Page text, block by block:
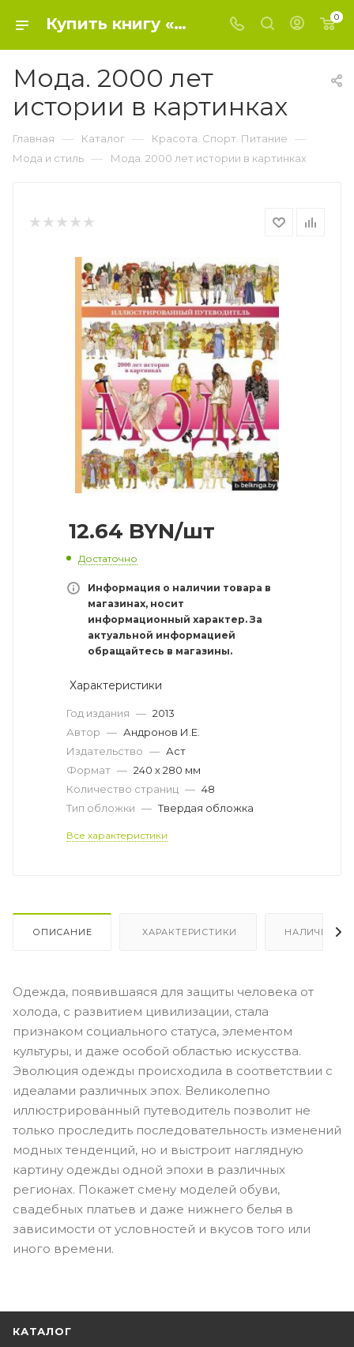
Купить книгу «Мода. 2000 лет истории в картинках» 2013, Андронов И.Е. - Мода и стиль 0
Мода. 2000 лет
истории в картинках
Главная — Каталог — Красота. Спорт. Питание —
Мода и стиль — Мода. 2000 лет истории в картинках
12.64 BYN/шт
Достаточно
Информация о наличии товара в
магазинах, носит
информационный характер. За
актуальной информацией
обращайтесь в магазины.
Характеристики
Год издания — 2013
Автор — Андронов И.Е.
Издательство — Аст
Формат — 240 х 280 мм
Количество страниц — 48
Тип обложки — Твердая обложка
Все характеристики
ОПИСАНИЕ ХАРАКТЕРИСТИКИ НАЛИЧИЕ
Одежда, появившаяся для защиты человека от
холода, с развитием цивилизации, стала
признаком социального статуса, элементом
культуры, и даже особой областью искусства.
Эволюция одежды происходила в соответствии с
идеалами различных эпох. Великолепно
иллюстрированный путеводитель позволит не
только проследить последовательность изменений
модных тенденций, но и выстроит наглядную
картину одежды одной эпохи в различных
регионах. Покажет смену моделей обуви,
свадебных платьев и даже нижнего белья в
зависимости от условностей и вкусов того или
иного времени.
КАТАЛОГ